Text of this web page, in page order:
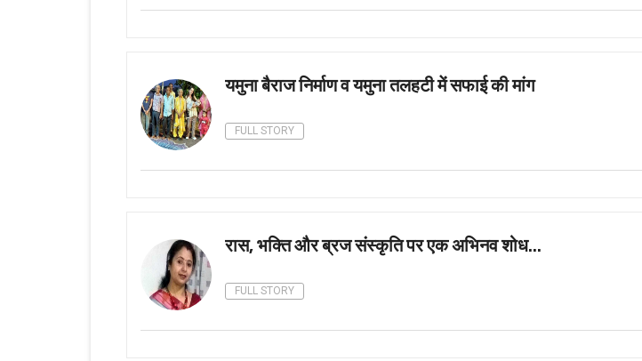
यमुना बैराज निर्माण व यमुना तलहटी में सफाई की मांग
FULL STORY
रास, भक्ति और ब्रज संस्कृति पर एक अभिनव शोध...
FULL STORY